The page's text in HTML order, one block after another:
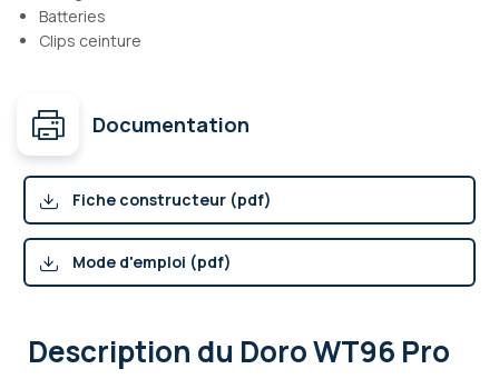
Batteries
Clips ceinture
Documentation
Fiche constructeur (pdf)
Mode d'emploi (pdf)
Description du Doro WT96 Pro